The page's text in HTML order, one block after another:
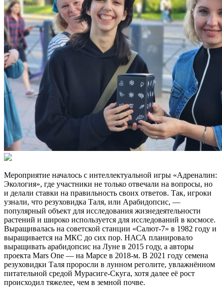
Мероприятие началось с интеллектуальной игры «Адреналин:
Экология», где участники не только отвечали на вопросы, но
и делали ставки на правильность своих ответов. Так, игроки
узнали, что резуховидка Таля, или Арабидопсис, —
популярный объект для исследования жизнедеятельности
растений и широко используется для исследований в космосе.
Выращивалась на советской станции «Салют-7» в 1982 году и
выращивается на МКС до сих пор. НАСА планировало
выращивать арабидопсис на Луне в 2015 году, а авторы
проекта Mars One — на Марсе в 2018-м. В 2021 году семена
резуховидки Таля проросли в лунном реголите, увлажнённом
питательной средой Мурасиге-Скуга, хотя далее её рост
происходил тяжелее, чем в земной почве.